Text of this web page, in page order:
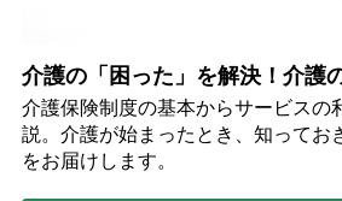
介護の「困った」を解決！介護
介護保険制度の基本からサービスの
説。介護が始まったとき、知ってお
をお届けします。